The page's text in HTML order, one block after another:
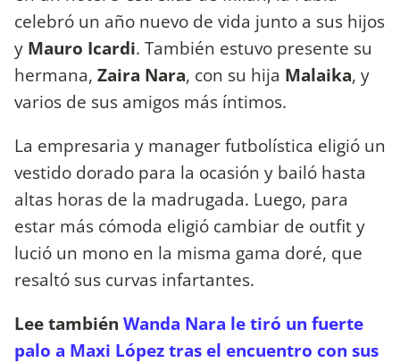
celebró un año nuevo de vida junto a sus hijos
y Mauro Icardi. También estuvo presente su
hermana, Zaira Nara, con su hija Malaika, y
varios de sus amigos más íntimos.
La empresaria y manager futbolística eligió un
vestido dorado para la ocasión y bailó hasta
altas horas de la madrugada. Luego, para
estar más cómoda eligió cambiar de outfit y
lució un mono en la misma gama doré, que
resaltó sus curvas infartantes.
Lee también Wanda Nara le tiró un fuerte
palo a Maxi López tras el encuentro con sus